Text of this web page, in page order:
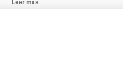
Leer mas